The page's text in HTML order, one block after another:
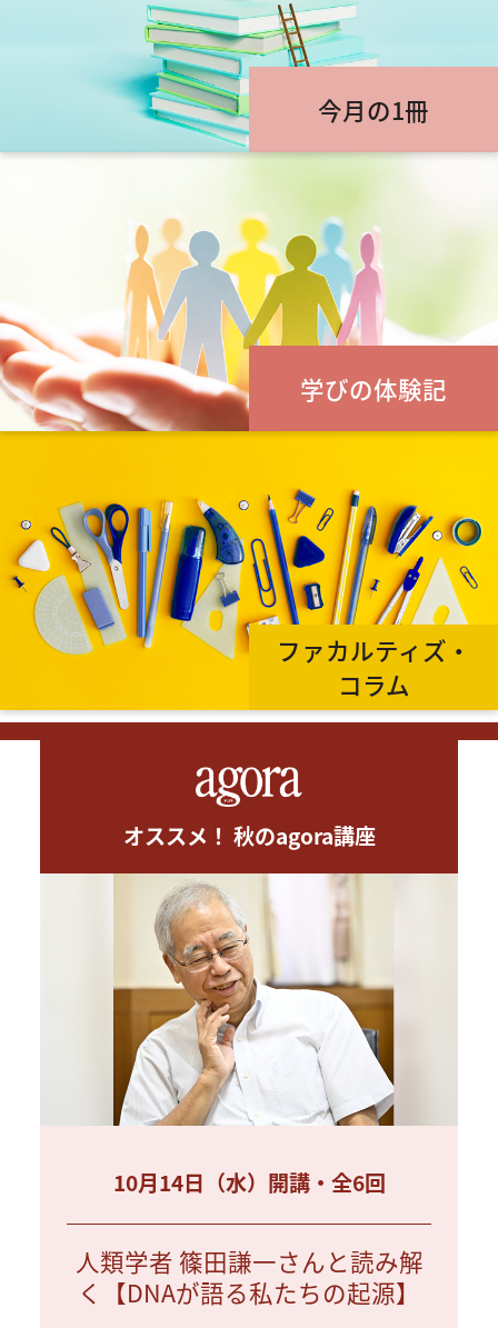
今月の1冊
学びの体験記
ファカルティズ・
コラム
オススメ！ 秋のagora講座
10月14日（水）開講・全6回
人類学者 篠田謙一さんと読み解
く【DNAが語る私たちの起源】